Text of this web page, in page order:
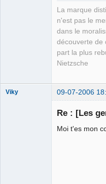
La marque
n'est pas le
dans le
découverte de
part la plus
Nietzsche
Viky 09-07-2006
Re : [Les
Moi t'es mon